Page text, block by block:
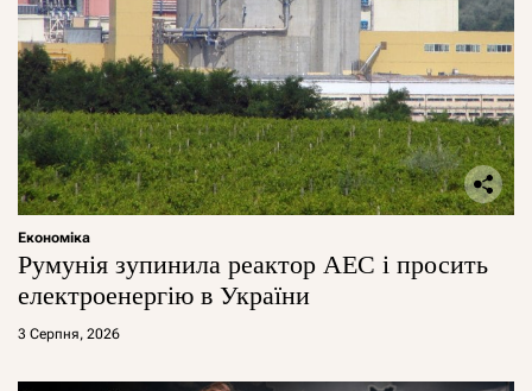
Економіка
Румунія зупинила реактор АЕС і просить
електроенергію в України
3 Серпня, 2026